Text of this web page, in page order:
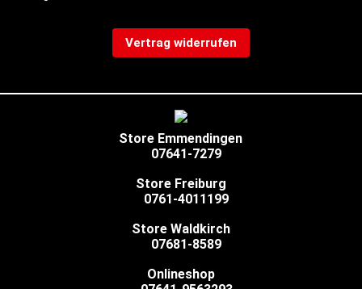
Vertrag widerrufen
Store Emmendingen
07641-7279
Store Freiburg
0761-4011199
Store Waldkirch
07681-8589
Onlineshop